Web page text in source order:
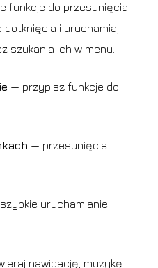
funkcje do przesunięcia
dotknięcia i uruchamiaj
szukania ich w menu.
— przypisz funkcje do
— przesunięcie
uruchamianie
nawigację, muzykę